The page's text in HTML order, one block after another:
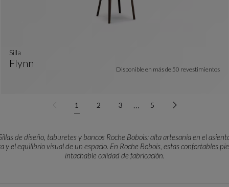
: 18 colores disponibles
Flynn
Ver Descripción Completa
Silla
Disponible en más de 50 revestimientos
1 2 3 … 5
de diseño, taburetes y bancos Roche Bobois: alta artesanía en el
y el equilibrio visual de un espacio. En Roche Bobois, estas confortables
intachable calidad de fabricación.
renombre internacional y creadores exclusivos. Líneas puras, siluetas